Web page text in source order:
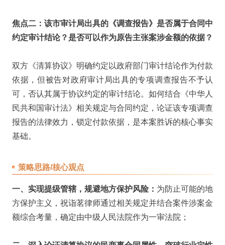
焦点二：该市审计局出具的《调查报告》是否属于合同中
约定审计结论？是否可以作为原告主张案涉金额的依据？
双方《清算协议》明确约定以政府部门审计结论作为付款
依据，但被告对政府审计局出具的专项调查报告不予认
可，否认其属于协议约定的审计结论。如何结合《中华人
民共和国审计法》相关规定与合同约定，论证该专项调查
报告的法律效力，锁定付款依据，是本案胜诉的核心事实
基础。
策略思路/核心观点
一、实现提级管辖，规避地方保护风险： 为防止可能的地
方保护主义，祝诣茗律师通过相关规定并结合案件涉案金
额综合考量，确定由中级人民法院作为一审法院；